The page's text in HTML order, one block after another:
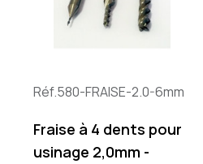
Réf.580-FRAISE-2.0-6mm
Fraise à 4 dents pour
usinage 2,0mm -